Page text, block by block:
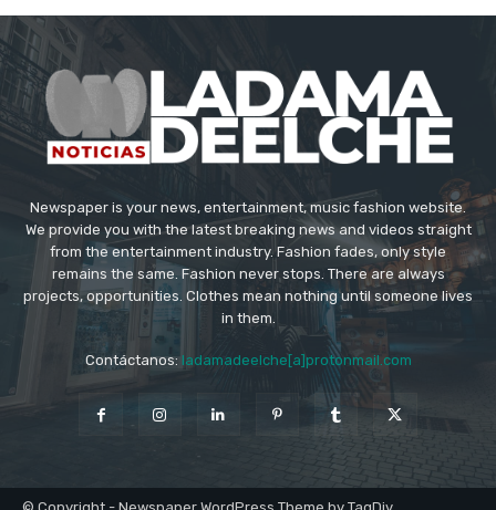
Newspaper is your news, entertainment, music fashion website.
We provide you with the latest breaking news and videos straight
from the entertainment industry. Fashion fades, only style
remains the same. Fashion never stops. There are always
projects, opportunities. Clothes mean nothing until someone lives
in them.
Contáctanos: ladamadeelche[a]protonmail.com